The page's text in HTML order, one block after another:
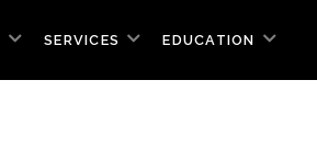
SERVICES EDUCATION